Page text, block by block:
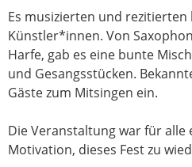
Es musizierten und
Künstler*innen. Von
Harfe, gab es eine bunte
und Gesangsstücken.
Gäste zum Mitsingen ein.
Die Veranstaltung war für alle
Motivation, dieses Fest zu